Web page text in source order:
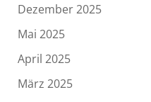
Dezember 2025
Mai 2025
April 2025
März 2025